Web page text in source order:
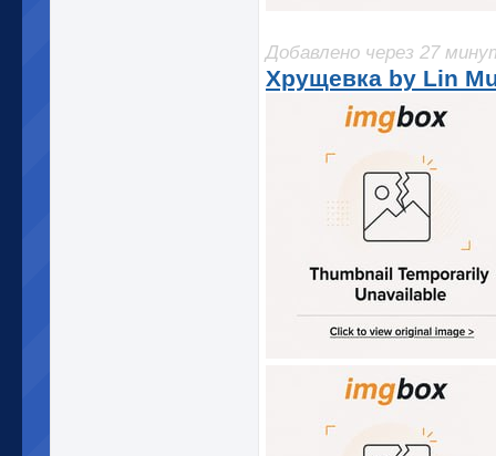
Добавлено через 27
Хрущевка by Lin